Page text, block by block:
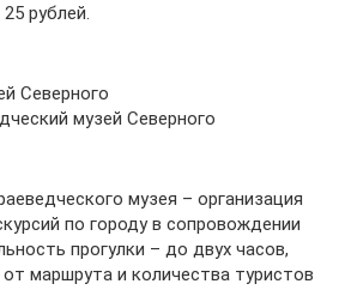
рублей.
Северного
музей Северного
музея – организация
по городу в сопровождении
прогулки – до двух часов,
маршрута и количества туристов